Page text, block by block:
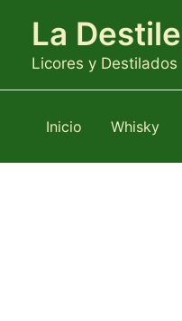
contenido
La
Licores y Destilados
Inicio Whisky